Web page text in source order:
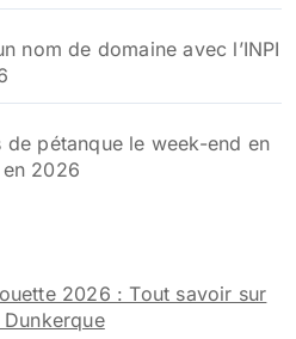
nom de domaine avec l’INPI
pétanque le week-end en
2026
2026 : Tout savoir sur